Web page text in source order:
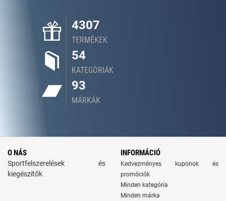
4307
TERMÉKEK
54
KATEGÓRIÁK
93
MÁRKÁK
O NÁS
Sportfelszerelések és
kiegészítők
INFORMÁCIÓ
Kedvezményes kuponok és
promóciók
Minden kategória
Minden márka